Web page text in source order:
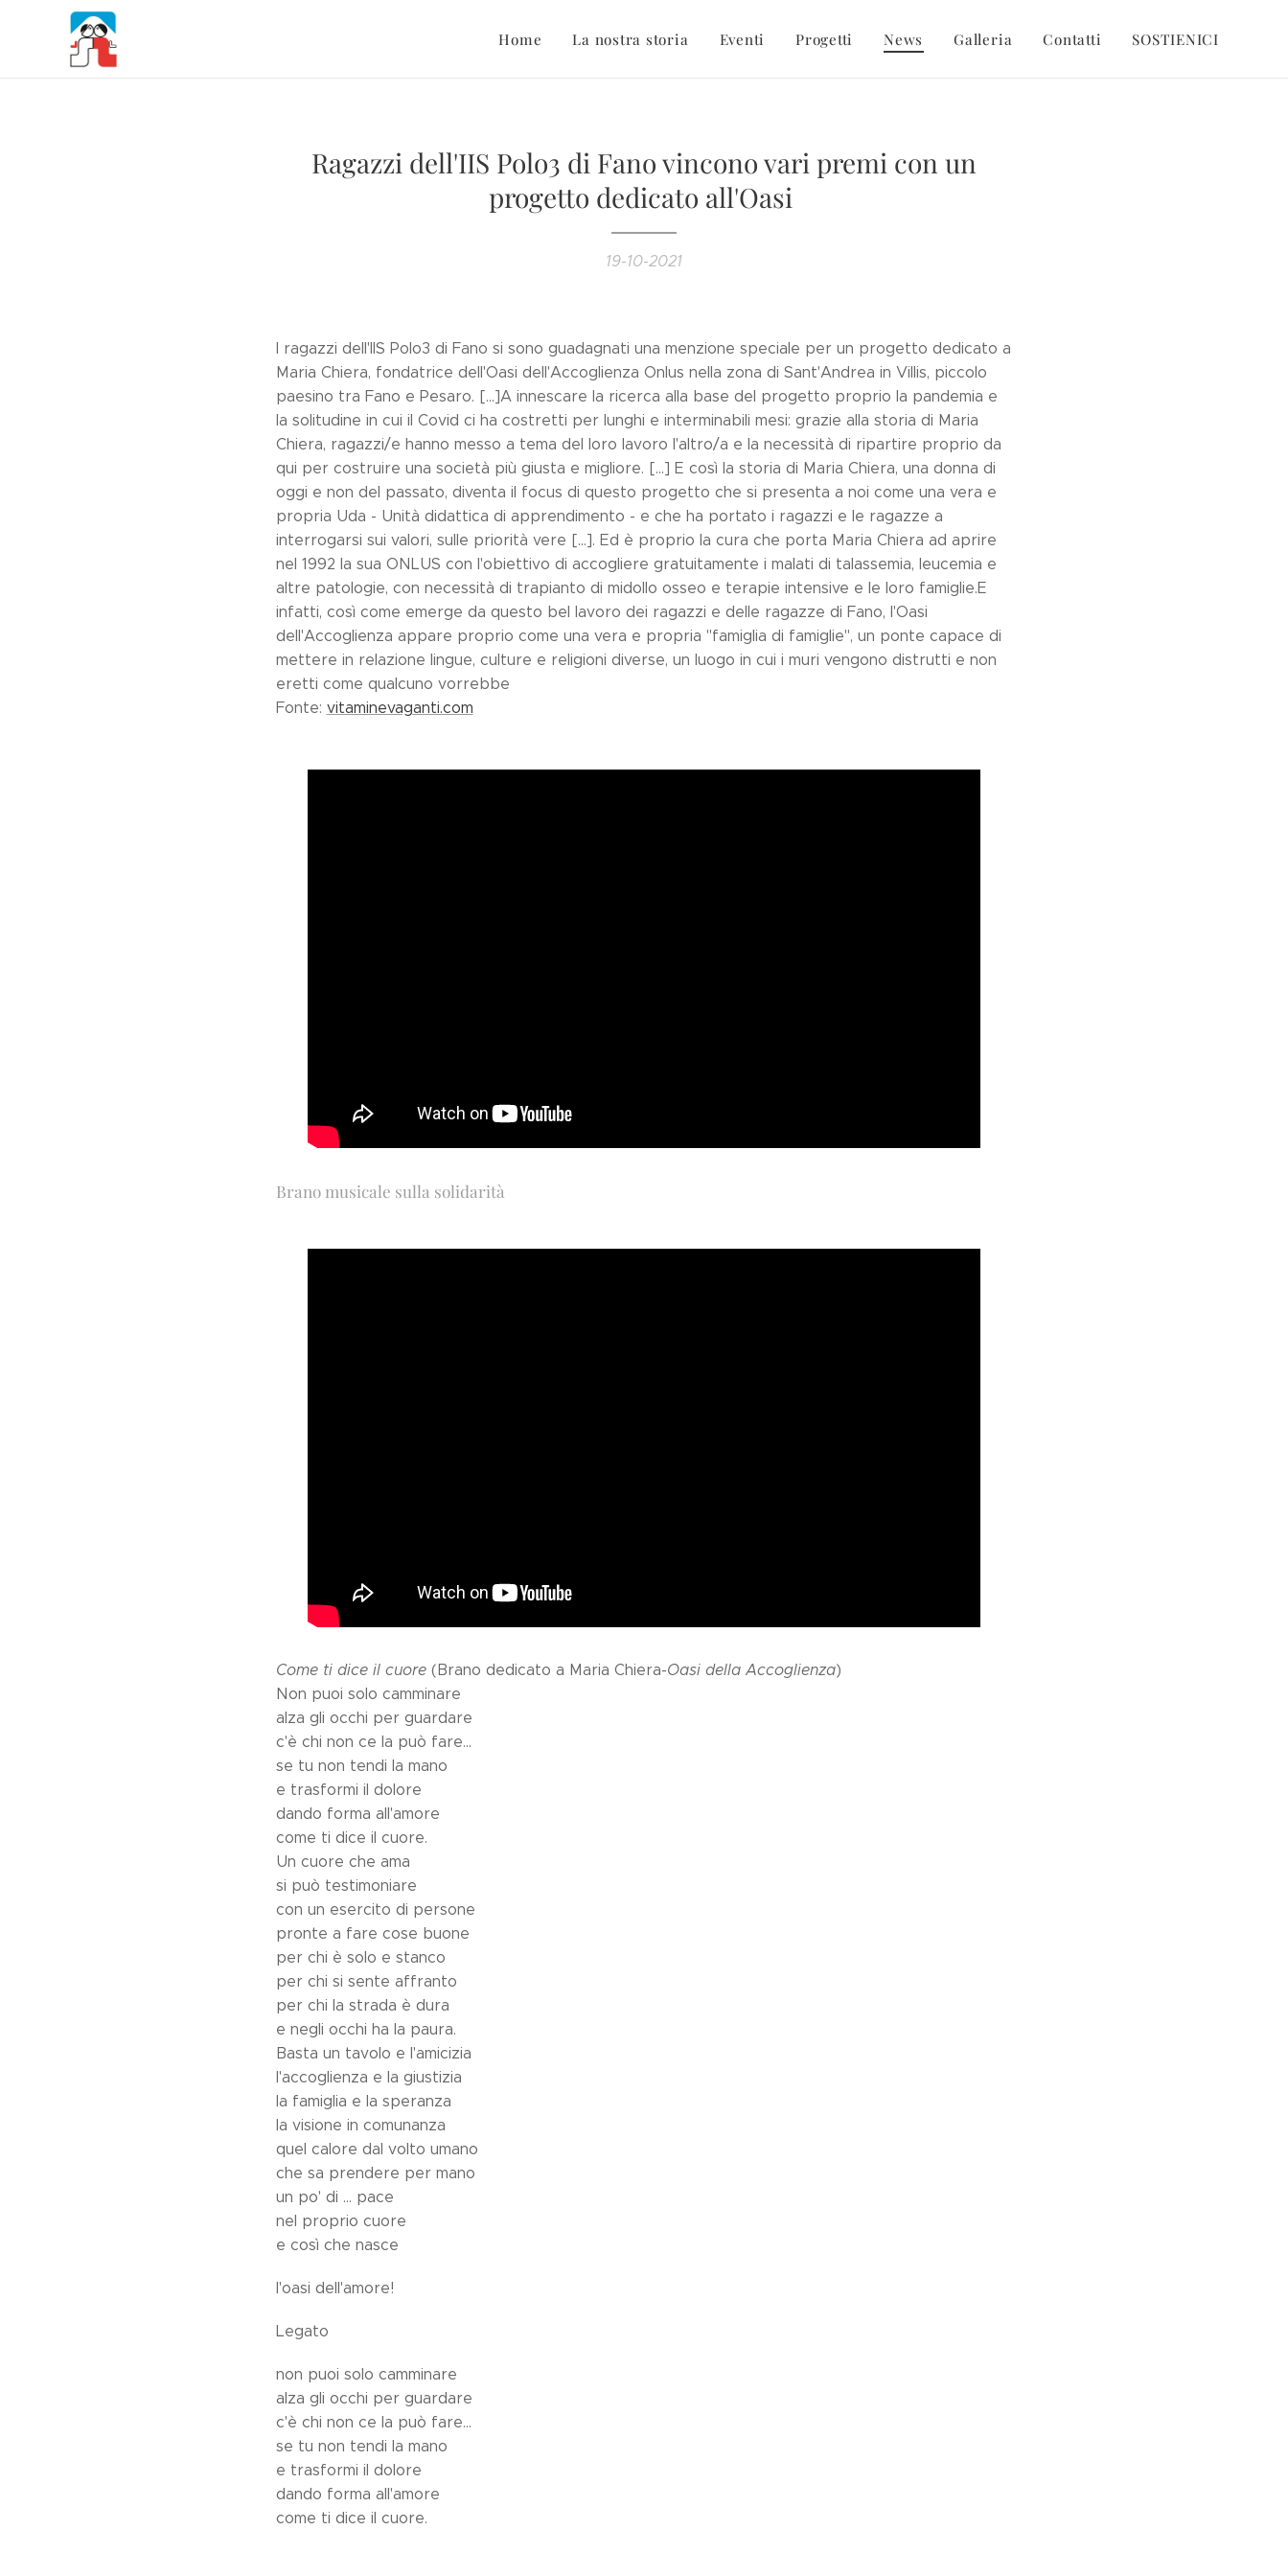
Home La nostra storia Eventi Progetti News Galleria Contatti SOSTIENICI
Ragazzi dell'IIS Polo3 di Fano vincono vari premi con un
progetto dedicato all'Oasi
19-10-2021
I ragazzi dell'IIS Polo3 di Fano si sono guadagnati una menzione speciale per un progetto dedicato a
Maria Chiera, fondatrice dell'Oasi dell'Accoglienza Onlus nella zona di Sant'Andrea in Villis, piccolo
paesino tra Fano e Pesaro. [...]A innescare la ricerca alla base del progetto proprio la pandemia e
la solitudine in cui il Covid ci ha costretti per lunghi e interminabili mesi: grazie alla storia di Maria
Chiera, ragazzi/e hanno messo a tema del loro lavoro l'altro/a e la necessità di ripartire proprio da
qui per costruire una società più giusta e migliore. [...] E così la storia di Maria Chiera, una donna di
oggi e non del passato, diventa il focus di questo progetto che si presenta a noi come una vera e
propria Uda - Unità didattica di apprendimento - e che ha portato i ragazzi e le ragazze a
interrogarsi sui valori, sulle priorità vere [...]. Ed è proprio la cura che porta Maria Chiera ad aprire
nel 1992 la sua ONLUS con l'obiettivo di accogliere gratuitamente i malati di talassemia, leucemia e
altre patologie, con necessità di trapianto di midollo osseo e terapie intensive e le loro famiglie.E
infatti, così come emerge da questo bel lavoro dei ragazzi e delle ragazze di Fano, l'Oasi
dell'Accoglienza appare proprio come una vera e propria "famiglia di famiglie", un ponte capace di
mettere in relazione lingue, culture e religioni diverse, un luogo in cui i muri vengono distrutti e non
eretti come qualcuno vorrebbe
Fonte: vitaminevaganti.com
Brano musicale sulla solidarità
Come ti dice il cuore(Brano dedicato a Maria Chiera-Oasi della Accoglienza)
Non puoi solo camminare
alza gli occhi per guardare
c'è chi non ce la può fare...
se tu non tendi la mano
e trasformi il dolore
dando forma all'amore
come ti dice il cuore.
Un cuore che ama
si può testimoniare
con un esercito di persone
pronte a fare cose buone
per chi è solo e stanco
per chi si sente affranto
per chi la strada è dura
e negli occhi ha la paura.
Basta un tavolo e l'amicizia
l'accoglienza e la giustizia
la famiglia e la speranza
la visione in comunanza
quel calore dal volto umano
che sa prendere per mano
un po' di ... pace
nel proprio cuore
e così che nasce
l'oasi dell'amore!
Legato
non puoi solo camminare
alza gli occhi per guardare
c'è chi non ce la può fare...
se tu non tendi la mano
e trasformi il dolore
dando forma all'amore
come ti dice il cuore.